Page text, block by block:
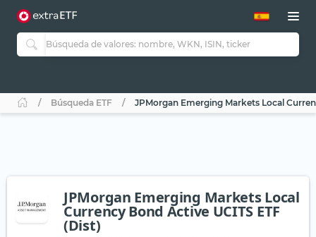
Búsqueda ETF JPMorgan Emerging Markets Local
JPMorgan Emerging Markets Local
Currency Bond Active UCITS ETF
(Dist)